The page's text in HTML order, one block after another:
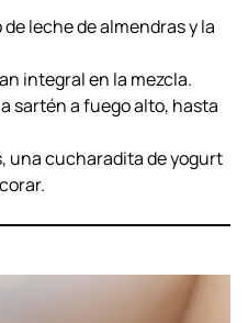
leche de almendras y la
integral en la mezcla.
sartén a fuego alto, hasta